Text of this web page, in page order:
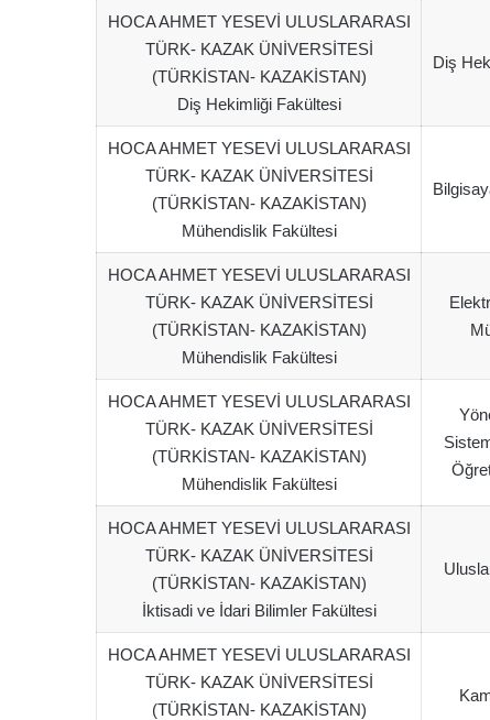
HOCA AHMET YESEVİ ULUSLARARASI
TÜRK- KAZAK ÜNİVERSİTESİ
(TÜRKİSTAN- KAZAKİSTAN)
Diş Hekimliği Fakültesi
Diş
HOCA AHMET YESEVİ ULUSLARARASI
TÜRK- KAZAK ÜNİVERSİTESİ
(TÜRKİSTAN- KAZAKİSTAN)
Mühendislik Fakültesi
HOCA AHMET YESEVİ ULUSLARARASI
TÜRK- KAZAK ÜNİVERSİTESİ
(TÜRKİSTAN- KAZAKİSTAN)
Mühendislik Fakültesi
HOCA AHMET YESEVİ ULUSLARARASI
TÜRK- KAZAK ÜNİVERSİTESİ
(TÜRKİSTAN- KAZAKİSTAN)
Mühendislik Fakültesi
HOCA AHMET YESEVİ ULUSLARARASI
TÜRK- KAZAK ÜNİVERSİTESİ
(TÜRKİSTAN- KAZAKİSTAN)
İktisadi ve İdari Bilimler Fakültesi
HOCA AHMET YESEVİ ULUSLARARASI
TÜRK- KAZAK ÜNİVERSİTESİ
(TÜRKİSTAN- KAZAKİSTAN)